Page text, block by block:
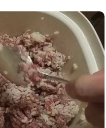
175.7 мкг
267.8 мкг
37.4 мкг
46.4 мг
1031 мкг